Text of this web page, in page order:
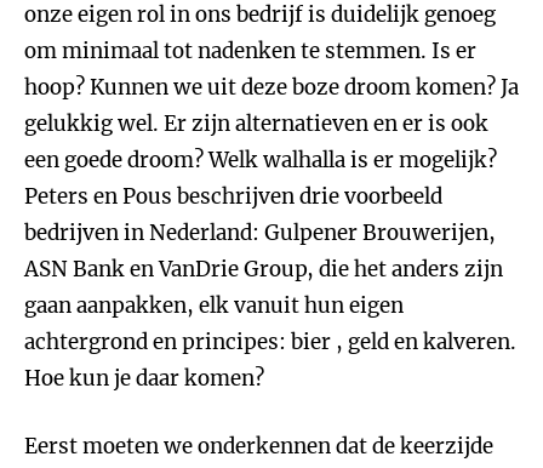
onze eigen rol in ons bedrijf is duidelijk genoeg
om minimaal tot nadenken te stemmen. Is er
hoop? Kunnen we uit deze boze droom komen? Ja
gelukkig wel. Er zijn alternatieven en er is ook
een goede droom? Welk walhalla is er mogelijk?
Peters en Pous beschrijven drie voorbeeld
bedrijven in Nederland: Gulpener Brouwerijen,
ASN Bank en VanDrie Group, die het anders zijn
gaan aanpakken, elk vanuit hun eigen
achtergrond en principes: bier , geld en kalveren.
Hoe kun je daar komen?
Eerst moeten we onderkennen dat de keerzijde